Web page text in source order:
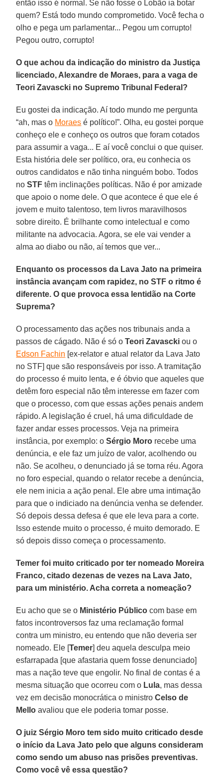
então isso é normal. Se não fosse o Lobão ia botar
quem? Está todo mundo comprometido. Você fecha o
olho e pega um parlamentar... Pegou um corrupto!
Pegou outro, corrupto!
O que achou da indicação do ministro da Justiça
licenciado, Alexandre de Moraes, para a vaga de
Teori Zavascki no Supremo Tribunal Federal?
Eu gostei da indicação. Aí todo mundo me pergunta
“ah, mas o Moraes é político!”. Olha, eu gostei porque
conheço ele e conheço os outros que foram cotados
para assumir a vaga... E aí você conclui o que quiser.
Esta história dele ser político, ora, eu conhecia os
outros candidatos e não tinha ninguém bobo. Todos
noSTF têm inclinações políticas. Não é por amizade
que apoio o nome dele. O que acontece é que ele é
jovem e muito talentoso, tem livros maravilhosos
sobre direito. É brilhante como intelectual e como
militante na advocacia. Agora, se ele vai vender a
alma ao diabo ou não, aí temos que ver...
Enquanto os processos da Lava Jato na primeira
instância avançam com rapidez, no STF o ritmo é
diferente. O que provoca essa lentidão na Corte
Suprema?
O processamento das ações nos tribunais anda a
passos de cágado. Não é só oTeori Zavascki ou o
Edson Fachin [ex-relator e atual relator da Lava Jato
no STF] que são responsáveis por isso. A tramitação
do processo é muito lenta, e é óbvio que aqueles que
detêm foro especial não têm interesse em fazer com
que o processo, com que essas ações penais andem
rápido. A legislação é cruel, há uma dificuldade de
fazer andar esses processos. Veja na primeira
instância, por exemplo: oSérgio Moro recebe uma
denúncia, e ele faz um juízo de valor, acolhendo ou
não. Se acolheu, o denunciado já se torna réu. Agora
no foro especial, quando o relator recebe a denúncia,
ele nem inicia a ação penal. Ele abre uma intimação
para que o indiciado na denúncia venha se defender.
Só depois dessa defesa é que ele leva para a corte.
Isso estende muito o processo, é muito demorado. E
só depois disso começa o processamento.
Temer foi muito criticado por ter nomeado Moreira
Franco, citado dezenas de vezes na Lava Jato,
para um ministério. Acha correta a nomeação?
Eu acho que se o Ministério Público com base em
fatos incontroversos faz uma reclamação formal
contra um ministro, eu entendo que não deveria ser
nomeado. Ele [Temer] deu aquela desculpa meio
esfarrapada [que afastaria quem fosse denunciado]
mas a nação teve que engolir. No final de contas é a
mesma situação que ocorreu com o Lula, mas dessa
vez em decisão monocrática o ministroCelso de
Mello avaliou que ele poderia tomar posse.
O juiz Sérgio Moro tem sido muito criticado desde
o início da Lava Jato pelo que alguns consideram
como sendo um abuso nas prisões preventivas.
Como você vê essa questão?